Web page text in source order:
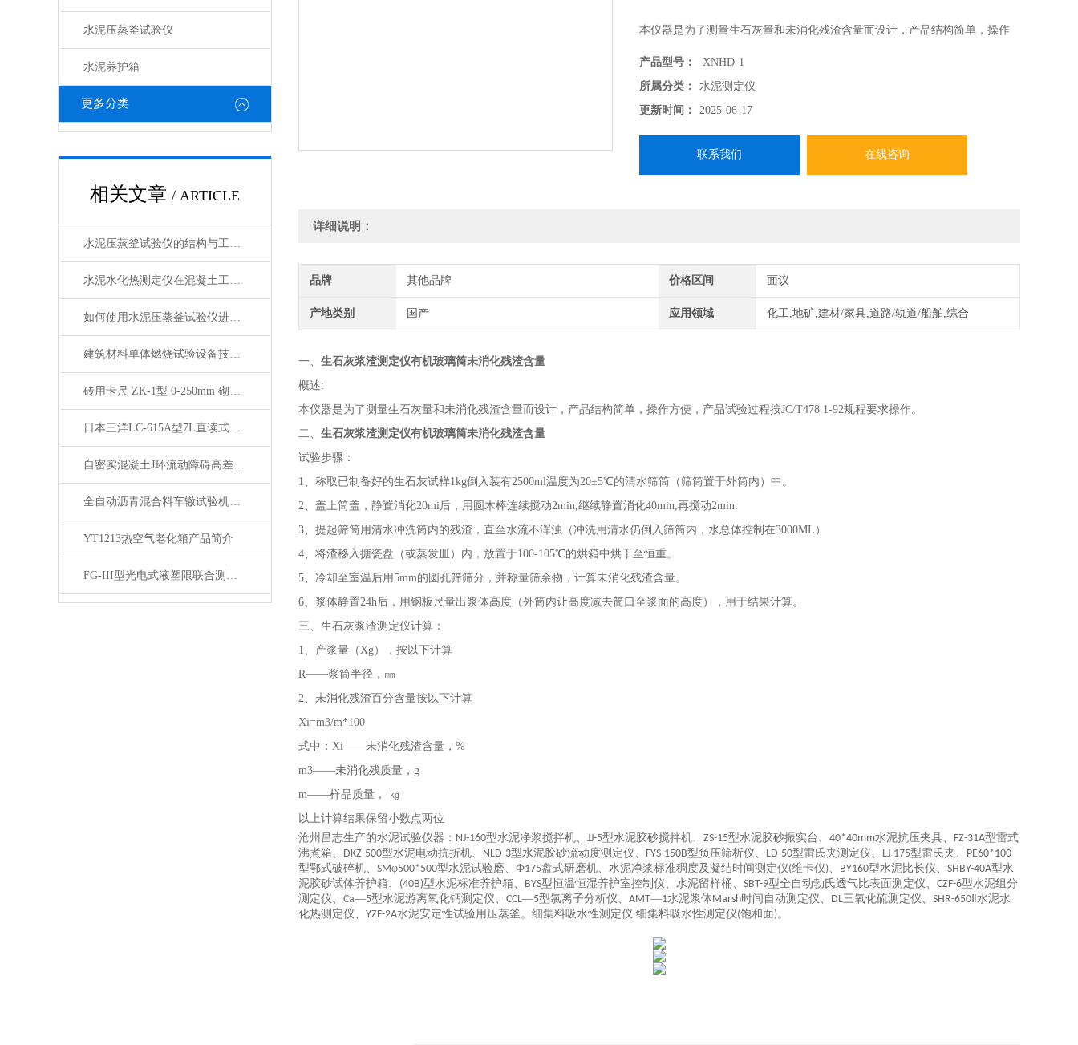
水泥压蒸釜试验仪
水泥养护箱
更多分类
相关文章 / ARTICLE
水泥压蒸釜试验仪的结构与工作原理解析
水泥水化热测定仪在混凝土工程中的应用
如何使用水泥压蒸釜试验仪进行水泥蒸养试验？
建筑材料单体燃烧试验设备技术参数
砖用卡尺 ZK-1型 0-250mm 砌墻砖砖用卡尺 产品展示
日本三洋LC-615A型7L直读式混凝土含气量测定仪 产品展示
自密实混凝土J环流动障碍高差仪产品展示
全自动沥青混合料车辙试验机触摸屏单路科研型
YT1213热空气老化箱产品简介
FG-III型光电式液塑限联合测定仪产品展示
本仪器是为了测量生石灰量和未消化残渣含量而设计，产品结构简单，操作
方便，产品试验过程按JC/T478.1-92规程要求操作。
产品型号：
XNHD-1
所属分类：
水泥测定仪
更新时间：
2025-06-17
联系我们 在线咨询
详细说明：
品牌 其他品牌 价格区间 面议
产地类别 国产 应用领域 化工,地矿,建材/家具,道路/轨道/船舶,综合
一、 生石灰浆渣测定仪有机玻璃筒未消化残渣含量
概述:
本仪器是为了测量生石灰量和未消化残渣含量而设计，产品结构简单，操作方便，产品试验过程按JC/T478.1-92规程要求操作。
二、 生石灰浆渣测定仪有机玻璃筒未消化残渣含量
试验步骤：
1、称取已制备好的生石灰试样1kg倒入装有2500ml温度为20±5℃的清水筛筒（筛筒置于外筒内）中。
2、盖上筒盖，静置消化20mi后，用圆木棒连续搅动2min,继续静置消化40min,再搅动2min.
3、提起筛筒用清水冲洗筒内的残渣，直至水流不浑浊（冲洗用清水仍倒入筛筒内，水总体控制在3000ML）
4、将渣移入搪瓷盘（或蒸发皿）内，放置于100-105℃的烘箱中烘干至恒重。
5、冷却至室温后用5mm的圆孔筛筛分，并称量筛余物，计算未消化残渣含量。
6、浆体静置24h后，用钢板尺量出浆体高度（外筒内让高度减去筒口至浆面的高度），用于结果计算。
三、生石灰浆渣测定仪计算：
1、产浆量（Xg），按以下计算
R——浆筒半径，㎜
2、未消化残渣百分含量按以下计算
Xi=m3/m*100
式中： Xi——未消化残渣含量，%
m3——未消化残质量，g
m——样品质量， ㎏
以上计算结果保留小数点两位
沧州 昌志生产的水泥试验仪器： NJ-160型水泥净浆搅拌机、 JJ-5型水泥胶砂搅拌机、 ZS-15型水泥胶砂振实台、 40*40mm水泥抗压夹具、 FZ-31A型雷式
沸煮箱、 DKZ-500型水泥电动抗折机、 NLD-3型水泥胶砂流动度测定仪、 FYS-150B型负压筛析仪、 LD-50型雷氏夹测定仪、 LJ-175型雷氏夹、 PE60*100
型鄂式破碎机、 SMφ500*500型水泥试验磨、Ф175盘式研磨机、水泥净浆标准稠度及凝结时间测定仪(维卡仪)、 BY160型水泥比长仪、 SHBY-40A型水
泥胶砂试体养护箱、 (40B)型水泥标准养护箱、 BYS型恒温恒湿养护室控制仪、水泥留样桶、 SBT-9型全自动勃氏透气比表面测定仪、 CZF-6型水泥组分
测定仪、 Ca—5型水泥游离氧化钙测定仪、 CCL—5型氯离子分析仪、 AMT—1水泥浆体Marsh时间自动测定仪、 DL三氧化硫测定仪、 SHR-650 Ⅱ水泥水
化热测定仪、 YZF-2A水泥安定性试验用压蒸釜。细集料吸水性测定仪 细集料吸水性测定仪(饱和面)。